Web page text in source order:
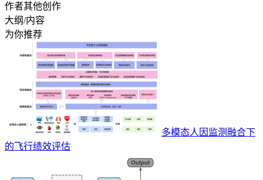
作者其他创作
大纲/内容
为你推荐
多模态人因监测融合下
的飞行绩效评估